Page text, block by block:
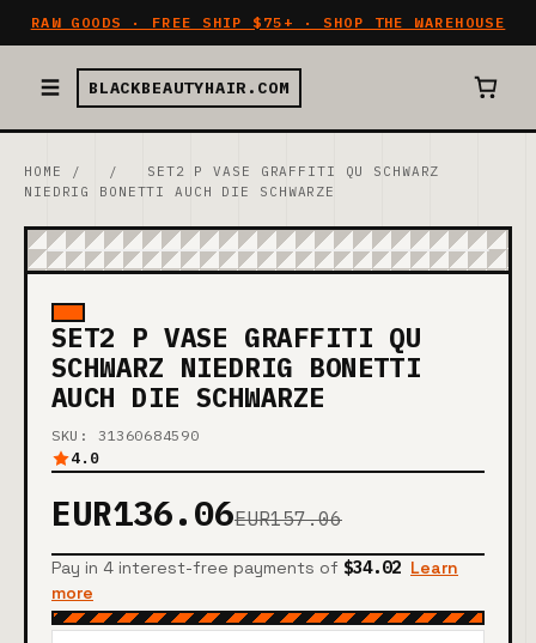
RAW GOODS · FREE SHIP $75+ · SHOP THE WAREHOUSE
BLACKBEAUTYHAIR.COM
HOME / /
SET2 P VASE GRAFFITI QU SCHWARZ
NIEDRIG BONETTI AUCH DIE SCHWARZE
SET2 P VASE GRAFFITI QU
SCHWARZ NIEDRIG BONETTI
AUCH DIE SCHWARZE
SKU: 31360684590
4.0
EUR136.06EUR157.06
Pay in 4 interest-free payments of $34.02 Learn
more